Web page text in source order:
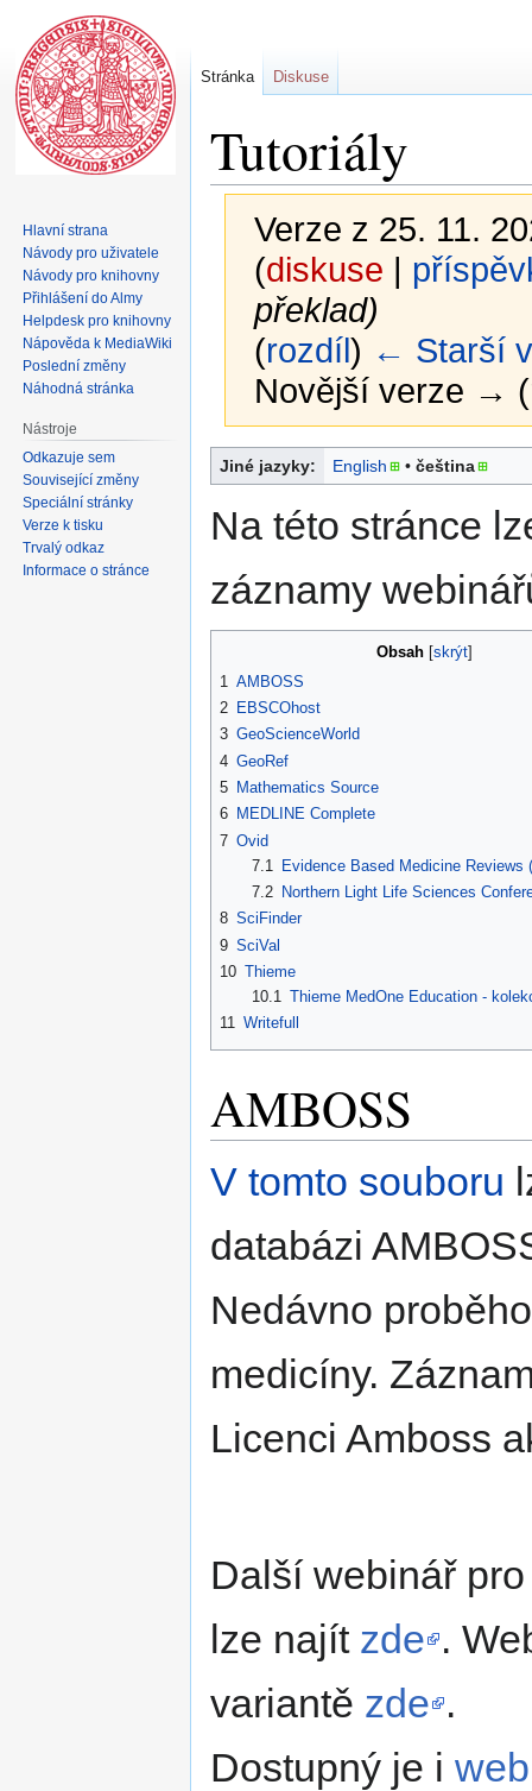
Tutoriály
Verze z 25. 11.
(diskuse |
překlad)
(rozdíl) ← Starší
Novější verze →
Skočit
na
navigaci
Skočit
na
vyhledávání
Jiné jazyky: English • ‎ čeština
Na této stránce
záznamy
Obsah
1 AMBOSS
2 EBSCOhost
3 GeoScienceWorld
4 GeoRef
5 Mathematics Source
6 MEDLINE Complete
7 Ovid
7.1
Evidence Based Medicine Reviews
7.2
Northern Light Life Sciences
8 SciFinder
9 SciVal
10 Thieme
10.1
Thieme MedOne Education -
11 Writefull
AMBOSS
V tomto souboru
databázi
Nedávno
medicíny.
Licenci Amboss
Další webinář
lze najít zde .
variantě zde .
Dostupný je i
Stránka Diskuse
Hlavní strana
Návody pro uživatele
Návody pro knihovny
Přihlášení do Almy
Helpdesk pro knihovny
Nápověda k MediaWiki
Poslední změny
Náhodná stránka
Nástroje
Odkazuje sem
Související změny
Speciální stránky
Verze k tisku
Trvalý odkaz
Informace o stránce